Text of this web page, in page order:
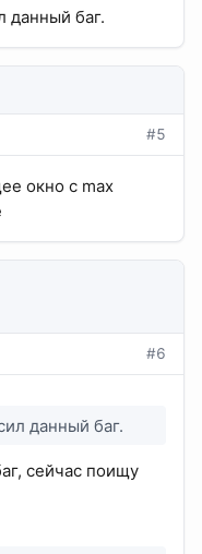
данный баг.
#5
окно с max
#6
данный баг.
сейчас поищу